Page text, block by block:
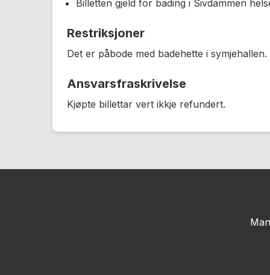
Billetten gjeld for bading i Sivdammen
Restriksjoner
Det er påbode med badehette i symjehallen.
Ansvarsfraskrivelse
Kjøpte billettar vert ikkje refundert.